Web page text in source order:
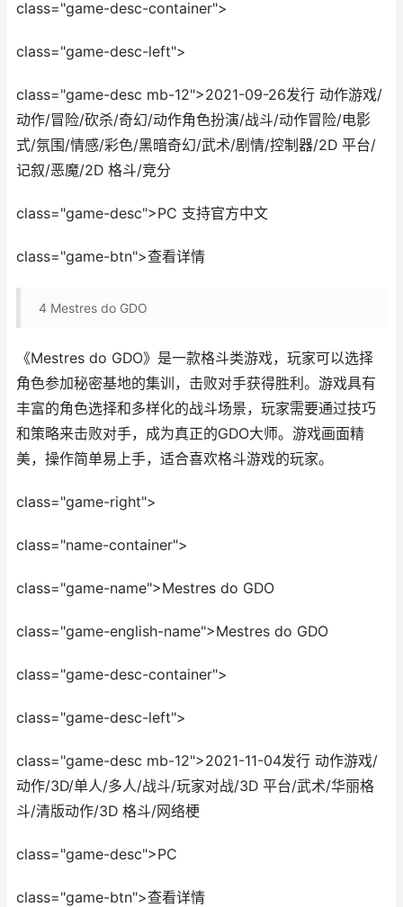
class="game-desc-container">
class="game-desc-left">
class="game-desc mb-12">2021-09-26发行 动作游戏/
动作/冒险/砍杀/奇幻/动作角色扮演/战斗/动作冒险/电影
式/氛围/情感/彩色/黑暗奇幻/武术/剧情/控制器/2D 平台/
记叙/恶魔/2D 格斗/竞分
class="game-desc">PC 支持官方中文
class="game-btn">查看详情
4 Mestres do GDO
《Mestres do GDO》是一款格斗类游戏，玩家可以选择
角色参加秘密基地的集训，击败对手获得胜利。游戏具有
丰富的角色选择和多样化的战斗场景，玩家需要通过技巧
和策略来击败对手，成为真正的GDO大师。游戏画面精
美，操作简单易上手，适合喜欢格斗游戏的玩家。
class="game-right">
class="name-container">
class="game-name">Mestres do GDO
class="game-english-name">Mestres do GDO
class="game-desc-container">
class="game-desc-left">
class="game-desc mb-12">2021-11-04发行 动作游戏/
动作/3D/单人/多人/战斗/玩家对战/3D 平台/武术/华丽格
斗/清版动作/3D 格斗/网络梗
class="game-desc">PC
class="game-btn">查看详情